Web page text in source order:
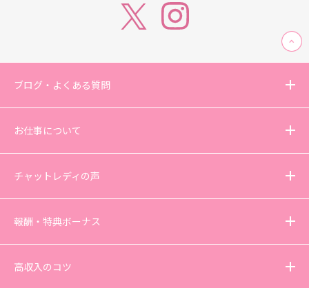
ブログ・よくある質問
お仕事について
チャットレディの声
報酬・特典ボーナス
高収入のコツ